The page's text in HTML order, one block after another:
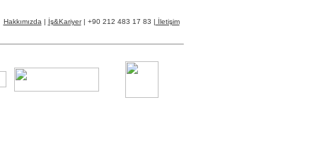
Hakkımızda | İş&Kariyer| +90 212 483 17 83 | İletişim